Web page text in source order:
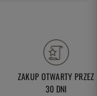
ZAKUP OTWARTY PRZEZ
30 DNI